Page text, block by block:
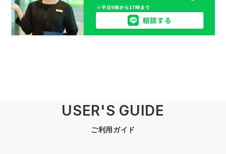
USER'S GUIDE
ご利用ガイド